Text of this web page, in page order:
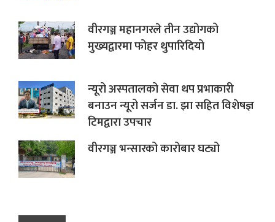
वीरगञ्ज महानगरले तीन उद्योगको
मुख्यद्वारमा फोहर थुपारिदियो
न्यूरो अस्पतालको सेवा थप प्रभाकारी
बनाउन न्यूरो सर्जन डा. झा सहित विशेषज्ञ
टिमद्वारा उपचार
वीरगञ्ज भन्सारको कारोबार घट्यो